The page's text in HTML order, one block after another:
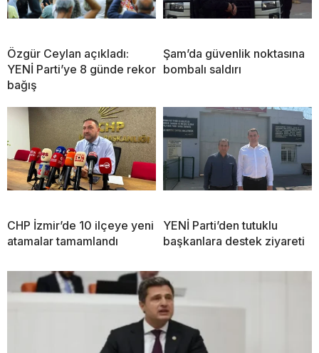
Özgür Ceylan açıkladı:
YENİ Parti’ye 8 günde rekor
bağış
Şam’da güvenlik noktasına
bombalı saldırı
CHP İzmir’de 10 ilçeye yeni
atamalar tamamlandı
YENİ Parti’den tutuklu
başkanlara destek ziyareti